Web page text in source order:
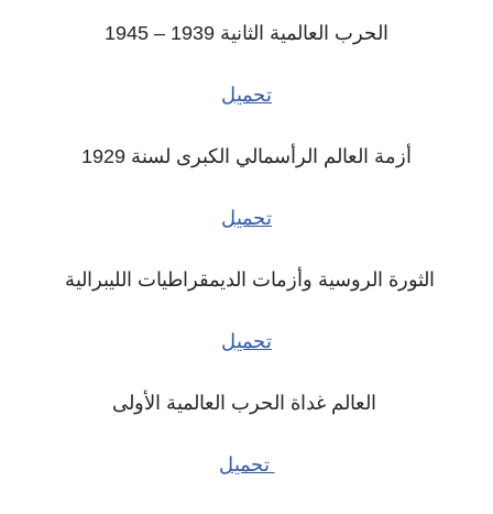
الحرب العالمية الثانية 1939 – 1945
تحميل
أزمة العالم الرأسمالي الكبرى لسنة 1929
تحميل
الثورة الروسية وأزمات الديمقراطيات الليبرالية
تحميل
العالم غداة الحرب العالمية الأولى
تحميل